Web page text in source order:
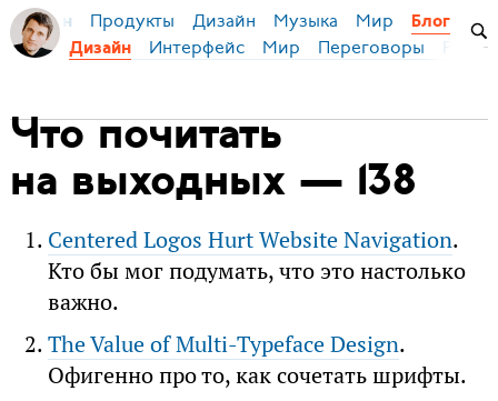
Бирман Продукты Дизайн Музыка Мир
Блог
Дизайн
Интерфейс Мир Переговоры
Что почитать
на выходных — 138
Centered Logos Hurt Website Navigation.
Кто бы мог подумать, что это настолько
важно.
The Value of Multi-Typeface Design.
Офигенно про то, как сочетать шрифты.